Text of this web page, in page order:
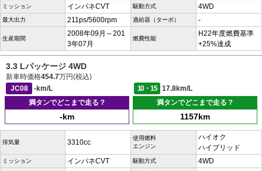
ミッション インパネCVT 駆動方式 4WD
最大出力 211ps/5600rpm 過給器（ターボ） -
生産期間
2008年09月～201
3年07月
燃費性能
H22年度燃費基準
+25%達成
3.3 Lパッケージ 4WD
新車時価格454.7万円(税込)
JC08
-km/L 10・15
17.8km/L
満タンでどこまで走る？
-km
満タンでどこまで走る？
1157km
排気量 3310cc
使用燃料
エンジン
ハイオク
ハイブリッド
ミッション インパネCVT 駆動方式 4WD